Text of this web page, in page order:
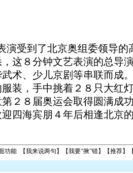
演受到了北京奥组委领导的
８分钟文艺表演的总导演
武术、少儿京剧等串联而成
装，手中挑着２８只大红
２８届奥运会取得圆满成
迎四海宾朋４年后相逢北京
功能 【我来说两句 】【我要“揪”错】【推荐】